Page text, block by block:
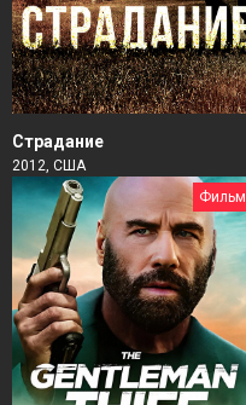
Страдание
2012, США
Фильм